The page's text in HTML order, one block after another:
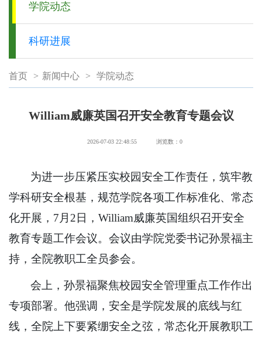
学院动态
科研进展
首页 > 新闻中心 > 学院动态
William威廉英国召开安全教育专题会议
2026-07-03 22:48:55 浏览数： 0
为进一步压紧压实校园安全工作责任，筑牢教
学科研安全根基，规范学院各项工作标准化、常态
化开展，7月2日，William威廉英国组织召开安全
教育专题工作会议。会议由学院党委书记孙景福主
持，全院教职工全员参会。
会上，孙景福聚焦校园安全管理重点工作作出
专项部署。他强调，安全是学院发展的底线与红
线，全院上下要紧绷安全之弦，常态化开展教职工